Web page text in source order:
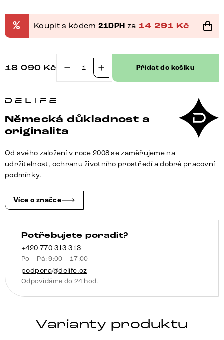
% Koupit s kódem 21DPH za 14 291 Kč
18 090 Kč
Konzolový
tvar
140×40
cm
keramika
Desir
hnědá
Estelo
kov
titanová
barva
množství
Přidat do košíku
Německá důkladnost a
originalita
Od svého založení v roce 2008 se zaměřujeme na
udržitelnost, ochranu životního prostředí a dobré pracovní
podmínky.
Více o značce
Potřebujete poradit?
+420 770 313 313
Po – Pá: 9:00 – 17:00
podpora@delife.cz
Odpovídáme do 24 hod.
Varianty produktu